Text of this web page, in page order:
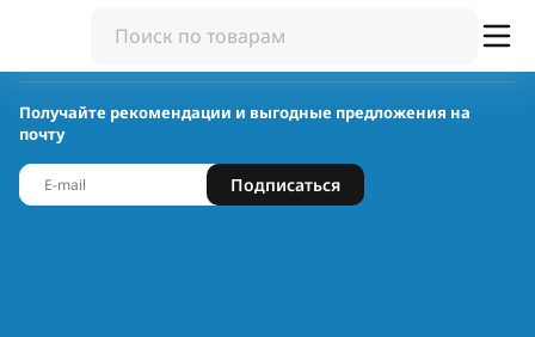
Получайте рекомендации и выгодные предложения на
почту
Подписаться